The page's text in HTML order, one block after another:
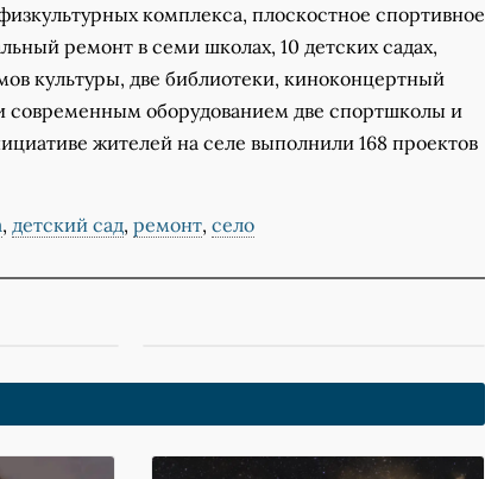
комплекса, плоскостное спортивное
ремонт в семи школах, 10 детских садах,
культуры, две библиотеки, киноконцертный
современным оборудованием две спортшколы и
жителей на селе выполнили 168 проектов
, детский сад, ремонт, село